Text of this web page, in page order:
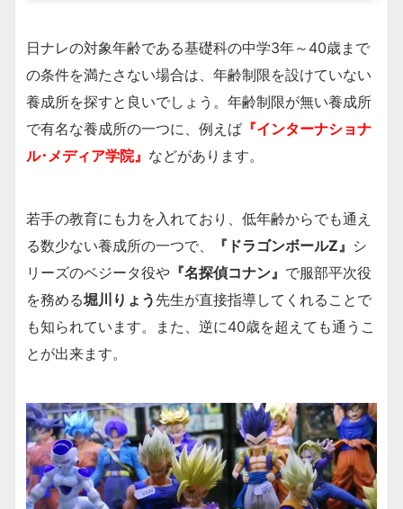
日ナレの対象年齢である基礎科の中学3年～40歳まで
の条件を満たさない場合は、年齢制限を設けていない
養成所を探すと良いでしょう。年齢制限が無い養成所
で有名な養成所の一つに、例えば 『インターナショナ
ル･メディア学院』 などがあります。
若手の教育にも力を入れており、低年齢からでも通え
る数少ない養成所の一つで、
『ドラゴンボールZ』 シ
リーズのベジータ役や 『名探偵コナン』 で服部平次役
を務める堀川りょう 先生が直接指導してくれることで
も知られています。また、逆に40歳を超えても通うこ
とが出来ます。